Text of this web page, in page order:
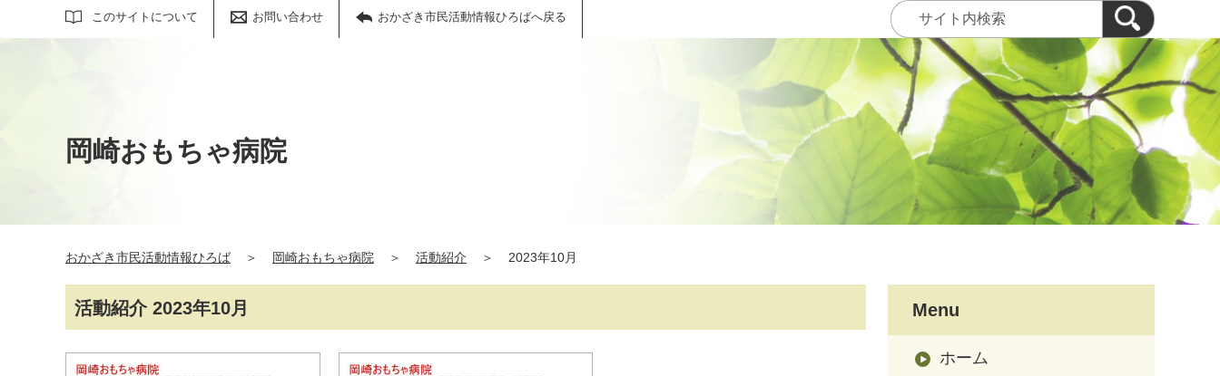
このサイトについて お問い合わせ おかざき市民活動情報ひろばへ戻る
サイト内検索
岡崎おもちゃ病院
おかざき市民活動情報ひろば ＞ 岡崎おもちゃ病院 ＞ 活動紹介 ＞ 2023年10月
活動紹介 2023年10月 Menu
ホーム